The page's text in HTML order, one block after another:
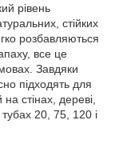
рівень
стійких
розбавляються
все це
Завдяки
підходять для
стінах, дереві,
тубах 20, 75, 120 і